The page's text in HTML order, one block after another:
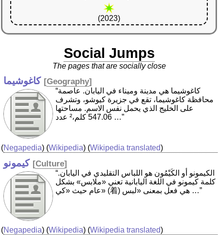
(2023)
Social Jumps
The pages that are socially close
كاغوشيما [Geography]
“كاغوشيما هي مدينة وميناء في اليابان. عاصمة
محافظة كاغوشيما، تقع في جزيرة كيوشو، وتشرف
على الخليج الذي يحمل نفس الاسم. مساحتها
547.06 كلم،² عدد …”
(Negapedia) (Wikipedia) (Wikipedia translated)
كيمونو [Culture]
“الكيمونو أو الكَيْمُون هو اللباس التقليدي في اليابان.
كلمة كيمونو في اللغة اليابانية تعني «ملابس» بشكل
عام حيث «كي» (着) هي فعل بمعنى «لبس …”
(Negapedia) (Wikipedia) (Wikipedia translated)